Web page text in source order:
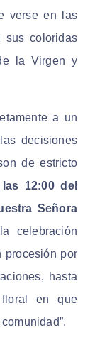
verse en las
sus coloridas
la Virgen y
a un
decisiones
de estricto
12:00 del
Señora
celebración
procesión por
hasta
en que